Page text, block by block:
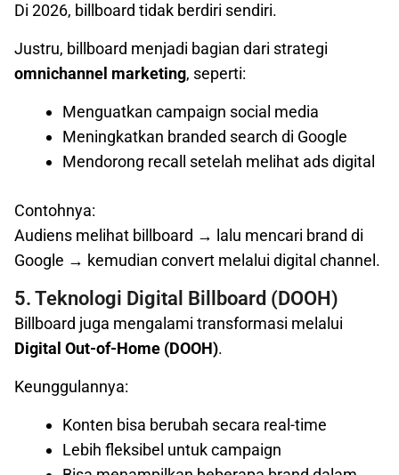
Di 2026, billboard tidak berdiri sendiri.
Justru, billboard menjadi bagian dari strategi
omnichannel marketing, seperti:
Menguatkan campaign social media
Meningkatkan branded search di Google
Mendorong recall setelah melihat ads digital
Contohnya:
Audiens melihat billboard → lalu mencari brand di
Google → kemudian convert melalui digital channel.
5. Teknologi Digital Billboard (DOOH)
Billboard juga mengalami transformasi melalui
Digital Out-of-Home (DOOH).
Keunggulannya:
Konten bisa berubah secara real-time
Lebih fleksibel untuk campaign